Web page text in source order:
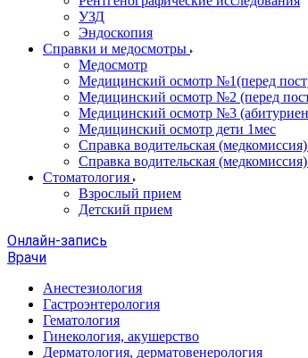
УЗД
Эндоскопия
Справки и медосмотры
Медосмотр
Медицинский осмотр №1(перед
Медицинский осмотр №2 (перед
Медицинский осмотр №3
Медицинский осмотр дети 1мес
Справка водительская
Справка водительская
Стоматология
Взрослый прием
Детский прием
Онлайн-запись
Врачи
Анестезиология
Гастроэнтерология
Гематология
Гинекология, акушерство
Дерматология, дерматовенерология